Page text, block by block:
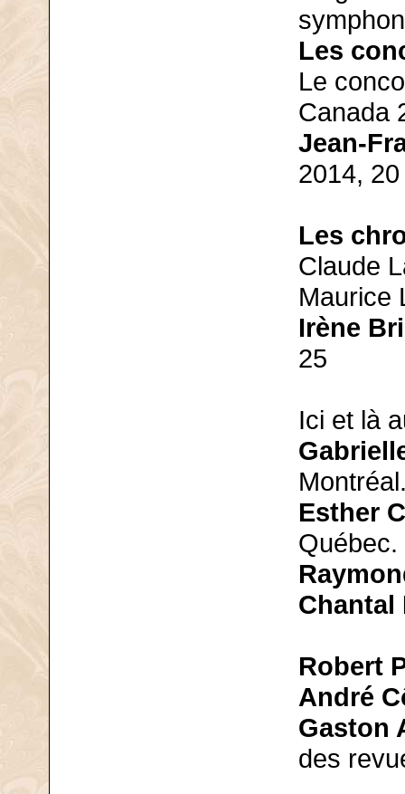
Les
Le
Canada
Jean-
2014,
Les
Claude
Maurice
Irène
25
Ici et là
Esther
Québec.
Chantal
Robert
André
Gaston
des